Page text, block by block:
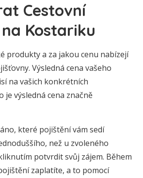
Cestovní
Kostariku
produkty a za jakou cenu nabízejí
Výsledná cena vašeho
na vašich konkrétních
je výsledná cena značně
které pojištění vám sedí
než u zvoleného
potvrdit svůj zájem. Během
zaplatíte, a to pomocí